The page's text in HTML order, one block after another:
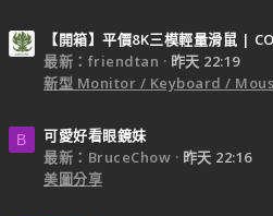
【開箱】平價8K三模輕量滑鼠 |
最新：friendtan
昨天 22:19
新型 Monitor / Keyboard /
B
可愛好看眼鏡妹
最新：BruceChow
昨天 22:16
美圖分享